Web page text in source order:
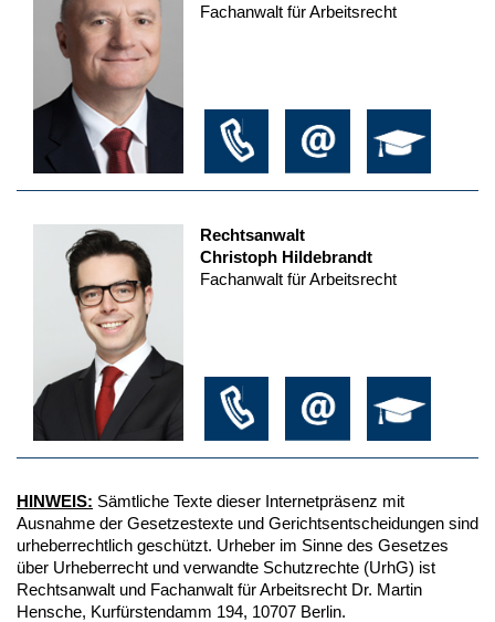
Fachanwalt für Arbeitsrecht
Rechtsanwalt
Christoph Hildebrandt
Fachanwalt für Arbeitsrecht
HINWEIS: Sämtliche Texte dieser Internetpräsenz mit
Ausnahme der Gesetzestexte und Gerichtsentscheidungen sind
urheberrechtlich geschützt. Urheber im Sinne des Gesetzes
über Urheberrecht und verwandte Schutzrechte (UrhG) ist
Rechtsanwalt und Fachanwalt für Arbeitsrecht Dr. Martin
Hensche, Kurfürstendamm 194, 10707 Berlin.